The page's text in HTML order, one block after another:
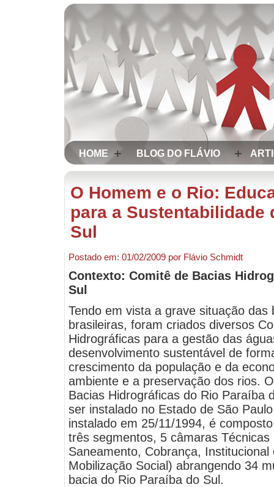
HOME + BLOG DO FLÁVIO +
O Homem e o Rio:
para a Sustentabilidade
Sul
Postado em: 01/02/2009 por Flávio Schmidt
Contexto: Comitê de Bacias
Sul
Tendo em vista a grave situação das
brasileiras, foram criados diversos
Hidrográficas para a gestão das
desenvolvimento sustentável de
crescimento da população e da
ambiente e a preservação dos rios.
Bacias Hidrográficas do Rio Paraíba
ser instalado no Estado de São
instalado em 25/11/1994, é
três segmentos, 5 câmaras Técnicas
Saneamento, Cobrança,
Mobilização Social) abrangendo 34
bacia do Rio Paraíba do Sul.